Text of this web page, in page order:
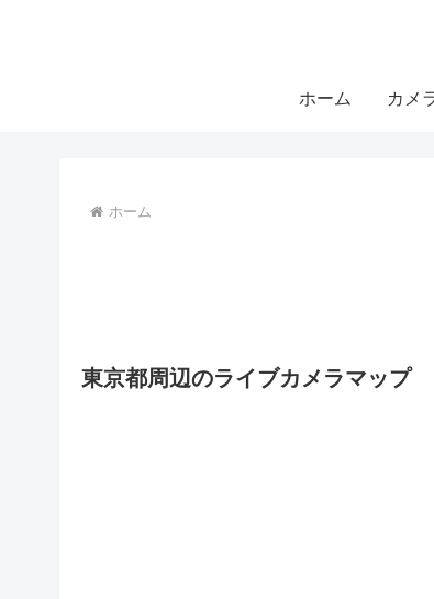
ホーム カメ
ホーム
東京都周辺のライブカメラマップ